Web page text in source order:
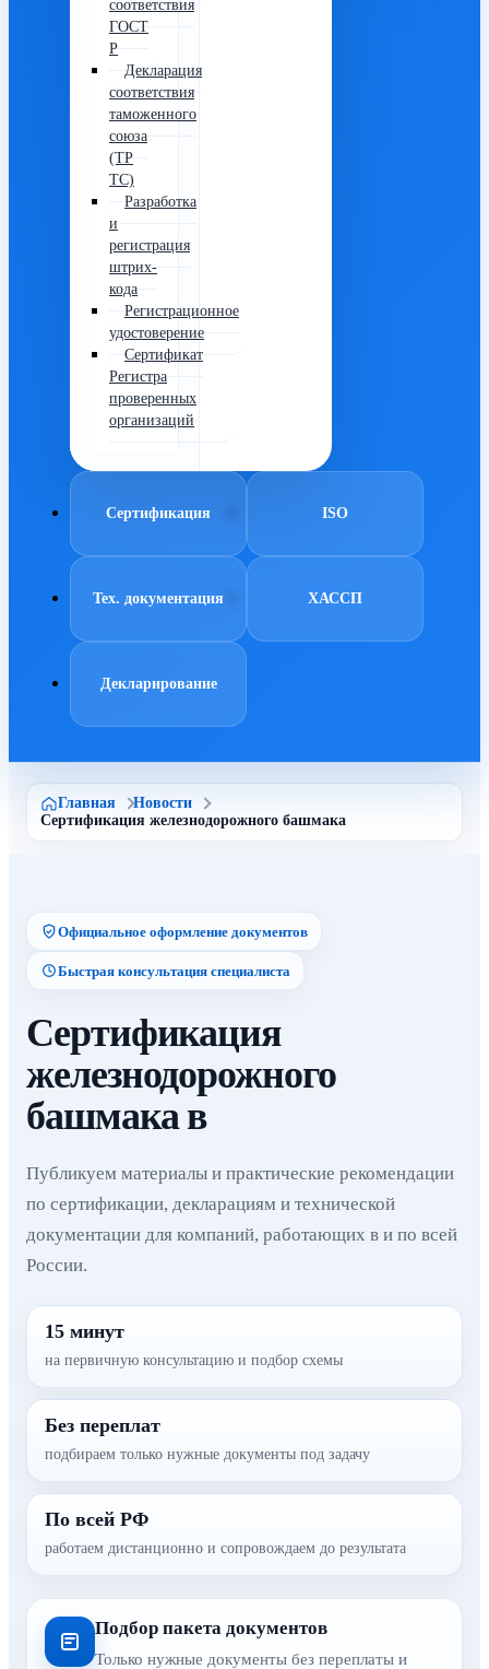
соответствия
ГОСТ
Р
Декларация
соответствия
таможенного
союза
(ТР
ТС)
Разработка
и
регистрация
штрих-
кода
Регистрационное
удостоверение
Сертификат
Регистра
проверенных
организаций
Сертификация ISO
Тех. документация ХАССП
Декларирование
Главная
Новости
Сертификация железнодорожного башмака
Официальное оформление документов
Быстрая консультация специалиста
Сертификация
железнодорожного
башмака в
Публикуем материалы и практические рекомендации
по сертификации, декларациям и технической
документации для компаний, работающих в и по всей
России.
15 минут
на первичную консультацию и подбор схемы
Без переплат
подбираем только нужные документы под задачу
По всей РФ
работаем дистанционно и сопровождаем до результата
Подбор пакета документов
Только нужные документы без переплаты и